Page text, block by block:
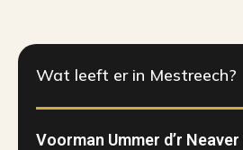
Wat leeft er in Mestreech?
Voorman Ummer d’r